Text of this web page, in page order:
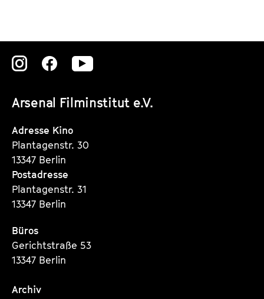
Arsenal Filminstitut e.V.
Zu
Instagram
Seite
Zu
Instagram
Seite
Zu
Instagram
Adresse Kino
Plantagenstr. 30
13347 Berlin
Postadresse
Plantagenstr. 31
13347 Berlin
Büros
Gerichtstraße 53
13347 Berlin
Archiv